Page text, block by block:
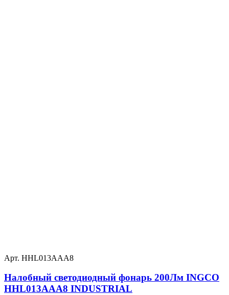
Арт. HHL013AAA8
Налобный светодиодный фонарь 200Лм INGCO
HHL013AAA8 INDUSTRIAL